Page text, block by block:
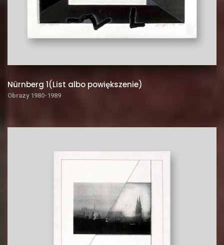
Nürnberg 1(List albo powiększenie)
Obrazy 1980-1989